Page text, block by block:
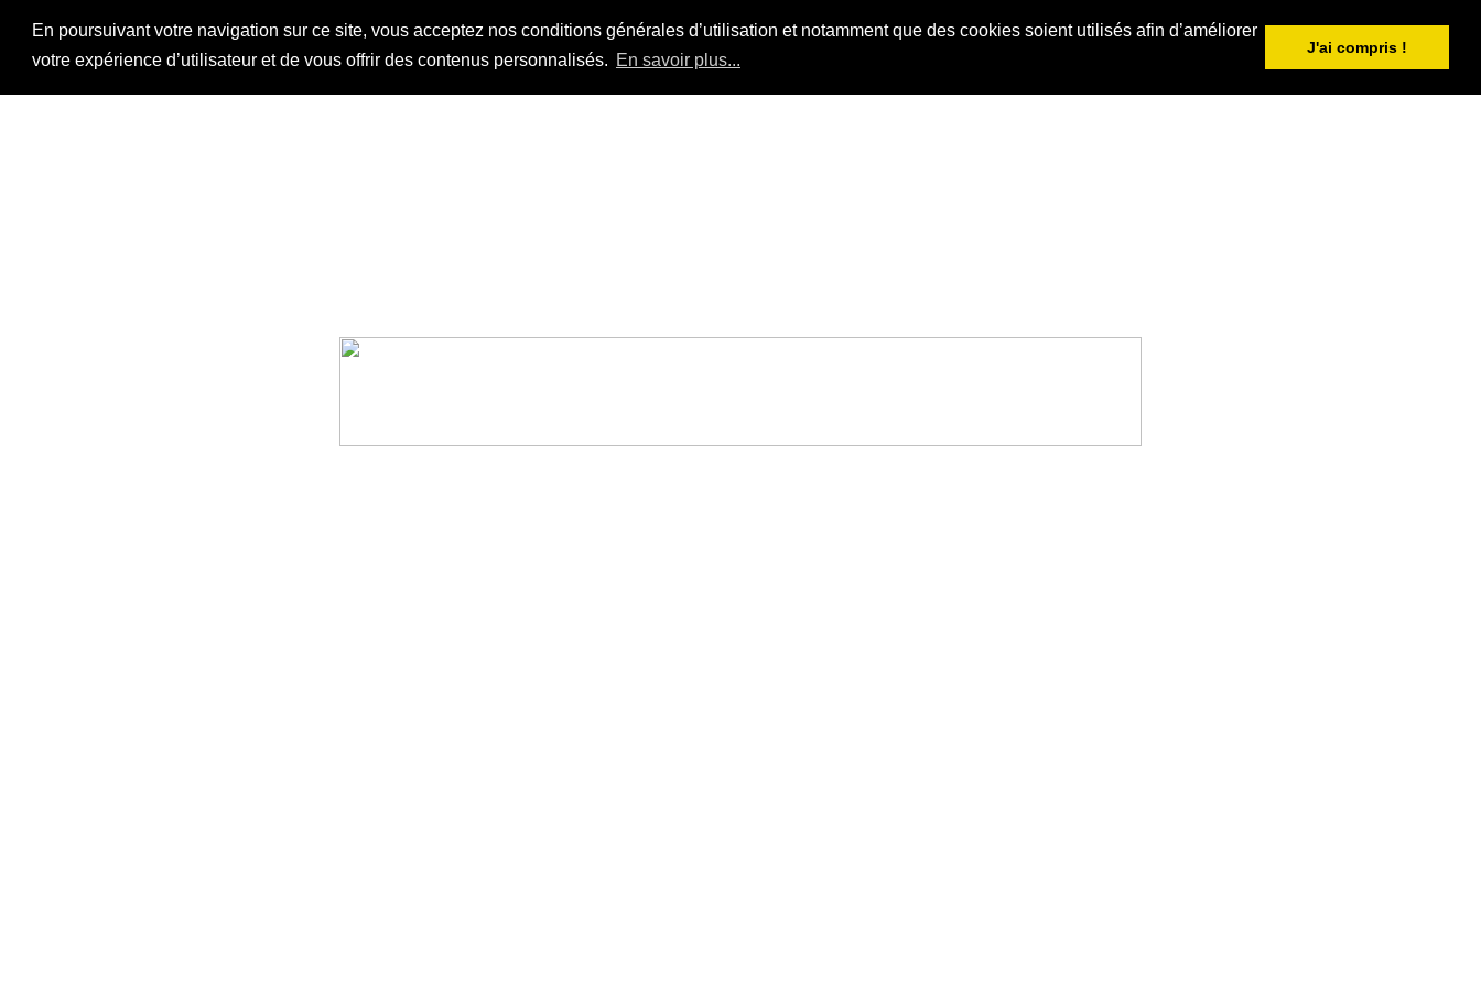
En poursuivant votre navigation sur ce site, vous acceptez nos conditions générales d’utilisation et notamment que des cookies soient utilisés afin d’améliorer
votre expérience d’utilisateur et de vous offrir des contenus personnalisés. En savoir plus...
J'ai compris !